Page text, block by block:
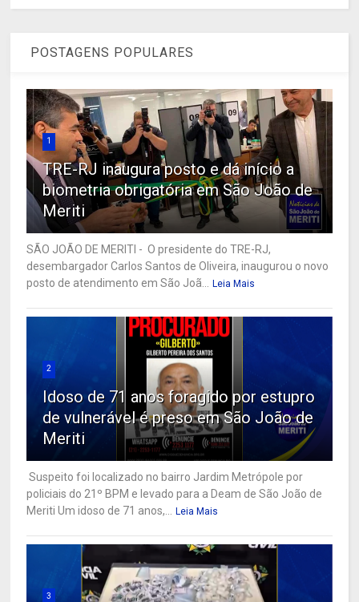
POSTAGENS POPULARES
1
TRE-RJ inaugura posto e dá início a
biometria obrigatória em São João de
Meriti
SÃO JOÃO DE MERITI - O presidente do TRE-RJ,
desembargador Carlos Santos de Oliveira, inaugurou o novo
posto de atendimento em São Joã...
Leia Mais
2
Idoso de 71 anos foragido por estupro
de vulnerável é preso em São João de
Meriti
Suspeito foi localizado no bairro Jardim Metrópole por
policiais do 21º BPM e levado para a Deam de São João de
Meriti Um idoso de 71 anos,...
Leia Mais
3